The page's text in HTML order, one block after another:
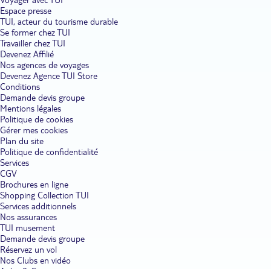
Espace presse
TUI, acteur du tourisme durable
Se former chez TUI
Travailler chez TUI
Devenez Affilié
Nos agences de voyages
Devenez Agence TUI Store
Conditions
Demande devis groupe
Mentions légales
Politique de cookies
Gérer mes cookies
Plan du site
Politique de confidentialité
Services
CGV
Brochures en ligne
Shopping Collection TUI
Services additionnels
Nos assurances
TUI musement
Demande devis groupe
Réservez un vol
Nos Clubs en vidéo